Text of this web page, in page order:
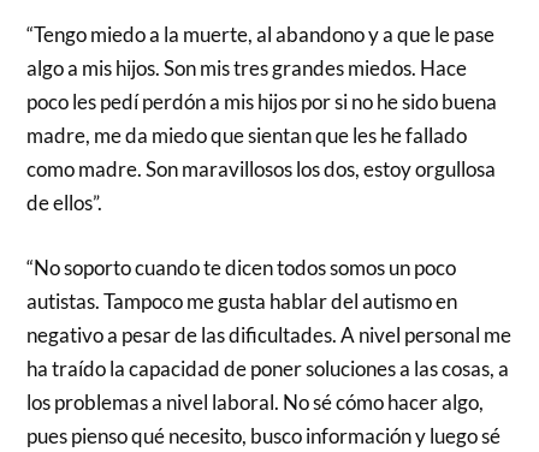
“Tengo miedo a la muerte, al abandono y a que le pase
algo a mis hijos. Son mis tres grandes miedos. Hace
poco les pedí perdón a mis hijos por si no he sido buena
madre, me da miedo que sientan que les he fallado
como madre. Son maravillosos los dos, estoy orgullosa
de ellos”.
“No soporto cuando te dicen todos somos un poco
autistas. Tampoco me gusta hablar del autismo en
negativo a pesar de las dificultades. A nivel personal me
ha traído la capacidad de poner soluciones a las cosas, a
los problemas a nivel laboral. No sé cómo hacer algo,
pues pienso qué necesito, busco información y luego sé